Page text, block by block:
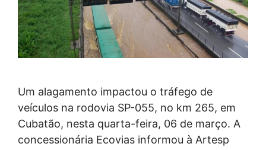
Um alagamento impactou o tráfego de
veículos na rodovia SP-055, no km 265, em
Cubatão, nesta quarta-feira, 06 de março. A
concessionária Ecovias informou à Artesp